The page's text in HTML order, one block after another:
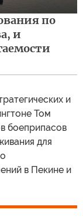
по
и
и
Том
боеприпасов
для
в Пекине и